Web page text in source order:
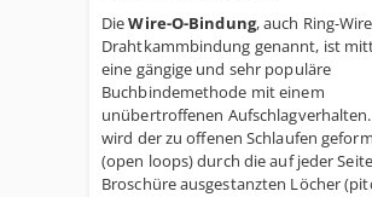
DieWire-O-Bindung, auch Ring-
Drahtkammbindung genannt, ist
eine gängige und sehr populäre
Buchbindemethode mit einem
unübertroffenen
wird der zu offenen Schlaufen
(open loops) durch die auf jeder
Broschüre ausgestanzten Löcher